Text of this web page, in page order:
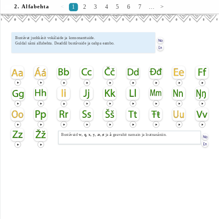
< 1 2 3 4 5 6 7 >
2. Alfabehta
Bustávaidw, q, x, y, æ, ø ja å geavahit namain ja loatnasániin.
Bustávat juohkásit vokálaide ja konsonanttaide.
Guldal sámi alfabehta. Deaddil bustávaide ja oahpa eambo.